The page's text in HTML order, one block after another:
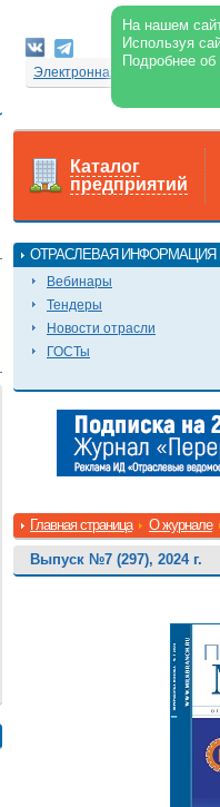
На нашем
Используя
Подробнее
Электронная версия
Каталог
предприятий
ОТРАСЛЕВАЯ ИНФОРМАЦИЯ
Вебинары
Тендеры
Новости отрасли
ГОСТы
Главная страница О журнале
Выпуск №7 (297), 2024 г.